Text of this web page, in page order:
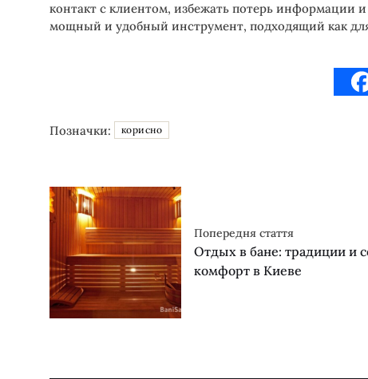
контакт с клиентом, избежать потерь информации
мощный и удобный инструмент, подходящий как
Позначки: корисно
Попередня стаття
Отдых в бане: традиции и
комфорт в Киеве